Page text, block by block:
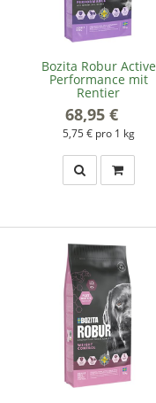
Bozita Robur Active
Performance mit
Rentier
68,95 €
5,75 € pro 1 kg